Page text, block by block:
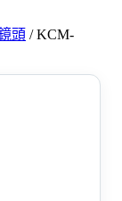
頭 /KCM-